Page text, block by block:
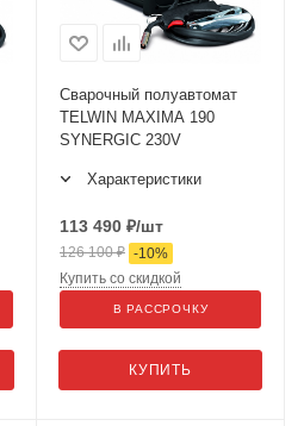
Сварочный полуавтомат
TELWIN MAXIMA 190
SYNERGIC 230V
Характеристики
113 490 ₽/шт
126 100₽ -10%
КУПИТЬ
Купить со скидкой
В РАССРОЧКУ